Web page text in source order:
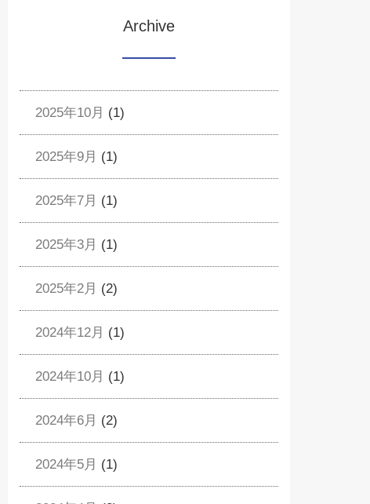
Archive
2025年10月 (1)
2025年9月 (1)
2025年7月 (1)
2025年3月 (1)
2025年2月 (2)
2024年12月 (1)
2024年10月 (1)
2024年6月 (2)
2024年5月 (1)